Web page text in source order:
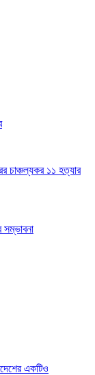
চাঞ্চল্যকর ১১ হত্যার
সম্ভাবনা
একটিও